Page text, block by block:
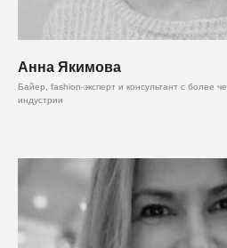
Анна Якимова
Байер, fashion-эксперт и консультант с более
индустрии